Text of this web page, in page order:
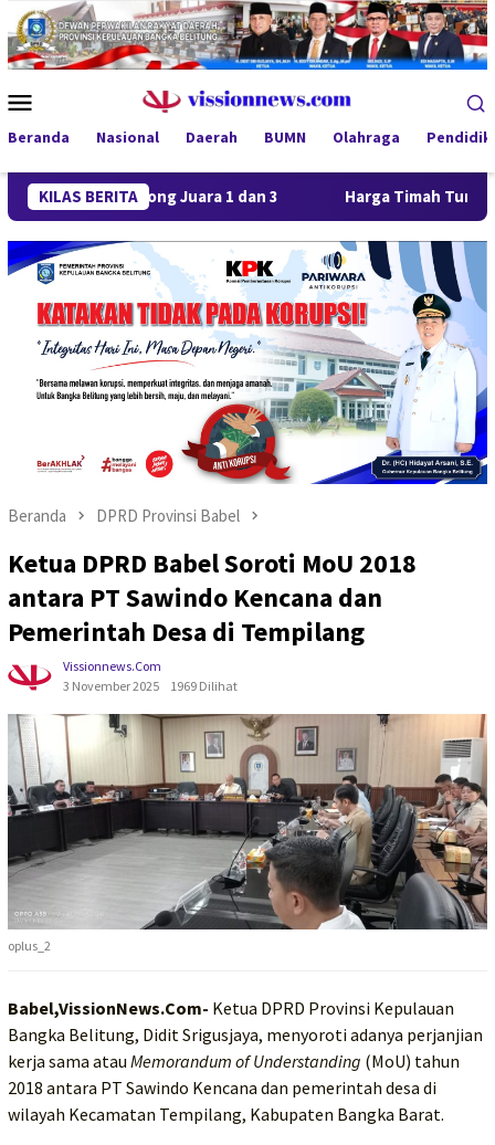
Loncat
ke
konten
Mobile
Beranda Nasional Daerah BUMN Olahraga
KILAS BERITA
Borong Juara 1 dan 3 Harga Timah Turun, Aktivitas
Beranda DPRD Provinsi Babel
Ketua DPRD Babel Soroti MoU 2018
antara PT Sawindo Kencana dan
Pemerintah Desa di Tempilang
Vissionnews.com
3 November 2025
1969 Dilihat
oplus_2
Babel,VissionNews.Com- Ketua DPRD Provinsi Kepulauan
Bangka Belitung, Didit Srigusjaya, menyoroti adanya perjanjian
kerja sama atau Memorandum of Understanding (MoU) tahun
2018 antara PT Sawindo Kencana dan pemerintah desa di
wilayah Kecamatan Tempilang, Kabupaten Bangka Barat.